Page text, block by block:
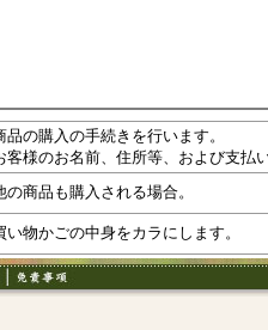
品の購入の手続きを行います。
客様のお名前、住所等、および支払
の商品も購入される場合。
い物かごの中身をカラにします。